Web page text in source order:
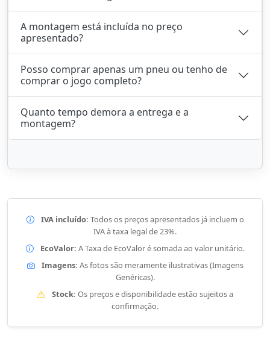
A montagem está incluída no preço
apresentado?
Posso comprar apenas um pneu ou tenho de
comprar o jogo completo?
Quanto tempo demora a entrega e a
montagem?
IVA incluído: Todos os preços apresentados já incluem o
IVA à taxa legal de 23%.
EcoValor: A Taxa de EcoValor é somada ao valor unitário.
Imagens: As fotos são meramente ilustrativas (Imagens
Genéricas).
Stock: Os preços e disponibilidade estão sujeitos a
confirmação.